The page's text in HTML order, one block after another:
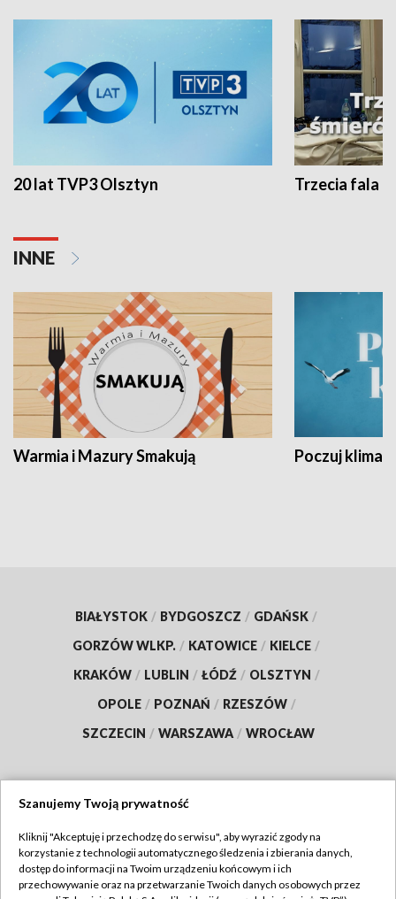
20 lat TVP3 Olsztyn Trzecia fala -
INNE
Warmia i Mazury Smakują Poczuj klimat
BIAŁYSTOK / BYDGOSZCZ / GDAŃSK /
GORZÓW WLKP. / KATOWICE / KIELCE /
KRAKÓW / LUBLIN / ŁÓDŹ / OLSZTYN /
OPOLE / POZNAŃ / RZESZÓW /
SZCZECIN / WARSZAWA / WROCŁAW
TVP
Abonament TVP
Regulamin TVP
Szanujemy Twoją prywatność
Kliknij "Akceptuję i przechodzę do serwisu", aby wyrazić zgody na
korzystanie z technologii automatycznego śledzenia i zbierania danych,
dostęp do informacji na Twoim urządzeniu końcowym i ich
przechowywanie oraz na przetwarzanie Twoich danych osobowych przez